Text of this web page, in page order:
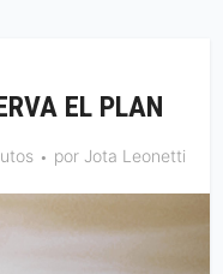
EL PLAN
por Jota Leonetti